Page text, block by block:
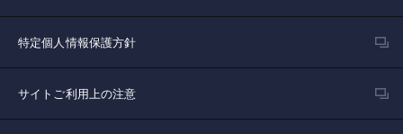
特定個人情報保護方針
サイトご利用上の注意